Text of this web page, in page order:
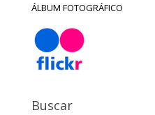
ÁLBUM FOTOGRÁFICO
Buscar